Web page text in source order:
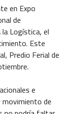
en Expo
de
Logística, el
Este
Predio Ferial de
e
de